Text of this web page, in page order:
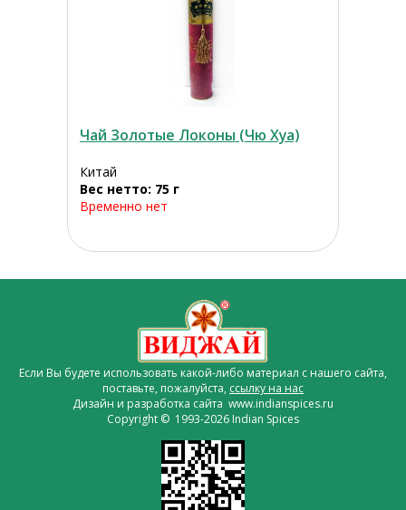
Чай Золотые Локоны (Чю Хуа)
Китай
Вес нетто: 75 г
Временно нет
Если Вы будете использовать какой-либо материал с нашего сайта,
поставьте, пожалуйста, ссылку на нас
Дизайн и разработка сайта www.indianspices.ru
Copyright © 1993-2026 Indian Spices